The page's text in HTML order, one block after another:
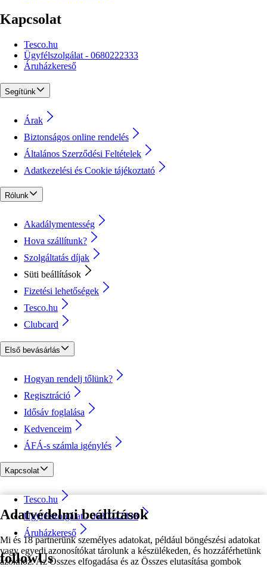
Adatvédelmi beállítások
Mi és 18 partnerünk személyes adatokat, például böngészési adatokat
vagy egyedi azonosítókat tárolunk a készülékeden, és hozzáférhetünk
azokhoz. Az Összes elfogadása és az Összes elutasítása gombok
Kapcsolat
Tesco.hu
Ügyfélszolgálat - 0680222333
Áruházkereső
Segítünk
Árak
Biztonságos online rendelés
Általános Szerződési Feltételek
Adatkezelési és Cookie tájékoztató
Rólunk
Akadálymentesség
Hova szállítunk?
Szolgáltatás díjak
Süti beállítások
Fizetési lehetőségek
Tesco.hu
Clubcard
Első bevásárlás
Hogyan rendelj tőlünk?
Regisztráció
Idősáv foglalása
Kedvenceim
ÁFÁ-s számla igénylés
Kapcsolat
Tesco.hu
Ügyfélszolgálat - 0680222333
Áruházkereső
followUs